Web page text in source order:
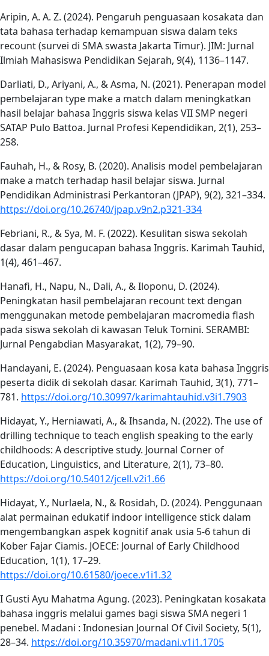
Aripin, A. A. Z. (2024). Pengaruh penguasaan kosakata dan
tata bahasa terhadap kemampuan siswa dalam teks
recount (survei di SMA swasta Jakarta Timur). JIM: Jurnal
Ilmiah Mahasiswa Pendidikan Sejarah, 9(4), 1136–1147.
Darliati, D., Ariyani, A., & Asma, N. (2021). Penerapan model
pembelajaran type make a match dalam meningkatkan
hasil belajar bahasa Inggris siswa kelas VII SMP negeri
SATAP Pulo Battoa. Jurnal Profesi Kependidikan, 2(1), 253–
258.
Fauhah, H., & Rosy, B. (2020). Analisis model pembelajaran
make a match terhadap hasil belajar siswa. Jurnal
Pendidikan Administrasi Perkantoran (JPAP), 9(2), 321–334.
https://doi.org/10.26740/jpap.v9n2.p321-334
Febriani, R., & Sya, M. F. (2022). Kesulitan siswa sekolah
dasar dalam pengucapan bahasa Inggris. Karimah Tauhid,
1(4), 461–467.
Hanafi, H., Napu, N., Dali, A., & Iloponu, D. (2024).
Peningkatan hasil pembelajaran recount text dengan
menggunakan metode pembelajaran macromedia flash
pada siswa sekolah di kawasan Teluk Tomini. SERAMBI:
Jurnal Pengabdian Masyarakat, 1(2), 79–90.
Handayani, E. (2024). Penguasaan kosa kata bahasa Inggris
peserta didik di sekolah dasar. Karimah Tauhid, 3(1), 771–
781. https://doi.org/10.30997/karimahtauhid.v3i1.7903
Hidayat, Y., Herniawati, A., & Ihsanda, N. (2022). The use of
drilling technique to teach english speaking to the early
childhoods: A descriptive study. Journal Corner of
Education, Linguistics, and Literature, 2(1), 73–80.
https://doi.org/10.54012/jcell.v2i1.66
Hidayat, Y., Nurlaela, N., & Rosidah, D. (2024). Penggunaan
alat permainan edukatif indoor intelligence stick dalam
mengembangkan aspek kognitif anak usia 5-6 tahun di
Kober Fajar Ciamis. JOECE: Journal of Early Childhood
Education, 1(1), 17–29.
https://doi.org/10.61580/joece.v1i1.32
I Gusti Ayu Mahatma Agung. (2023). Peningkatan kosakata
bahasa inggris melalui games bagi siswa SMA negeri 1
penebel. Madani : Indonesian Journal Of Civil Society, 5(1),
28–34. https://doi.org/10.35970/madani.v1i1.1705